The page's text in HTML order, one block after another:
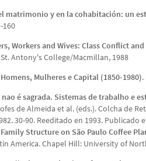
matrimonio y en la cohabitación: un
160
Workers and Wives: Class Conflict
Antony's College/Macmillan, 1988
Mulheres e Capital (1850-1980)
é sagrada. Sistemas de trabalho e
de Almeida et al. (eds.). Colcha de
30-90. Reeditado en 1993. Publicado
Structure on São Paulo Coffee
America. Chapel Hill: University of